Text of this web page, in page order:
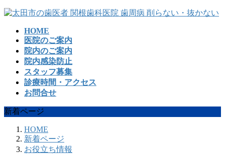
コ
プ
ナ
動
HOME
医院のご案内
院内のご案内
院内感染防止
スタッフ募集
診療時間・アクセス
お問合せ
新着ページ
HOME
新着ページ
お役立ち情報